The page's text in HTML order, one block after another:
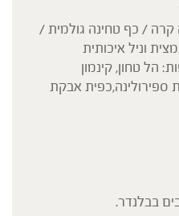
קרה / כף טחינה גולמית /
וניל איכותית
הל טחון, קינמון
ספירולינה,כפית אבקת
בבלנדר.